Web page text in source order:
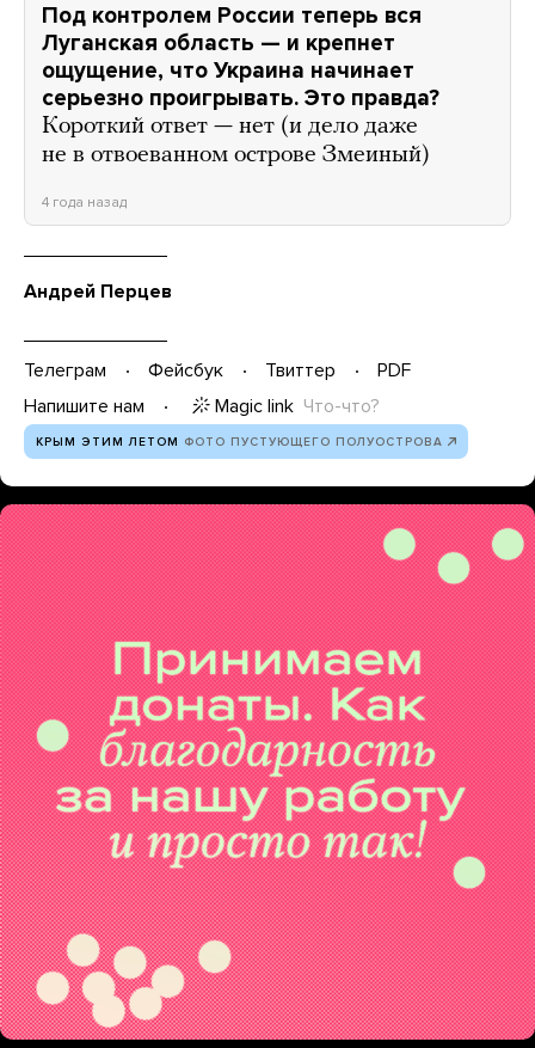
Под контролем России теперь вся
Луганская область — и крепнет
ощущение, что Украина начинает
серьезно проигрывать. Это правда?
Короткий ответ — нет (и дело даже
не в отвоеванном острове Змеиный)
4 года назад
Андрей Перцев
Телеграм Фейсбук Твиттер
PDF
Напишите нам
Magic link Что-что?
КРЫМ ЭТИМ ЛЕТОМ ФОТО ПУСТУЮЩЕГО ПОЛУОСТРОВА